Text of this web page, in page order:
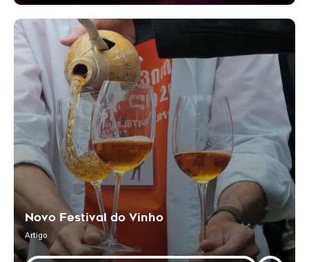
Novo Festival do Vinho
Artigo